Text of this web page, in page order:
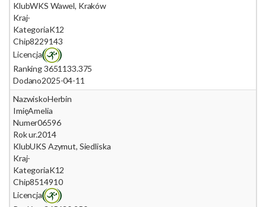
KlubWKS Wawel, Kraków
Kraj-
KategoriaK12
Chip8229143
Licencja
Ranking 3651133.375
Dodano2025-04-11
NazwiskoHerbin
ImięAmelia
Numer06596
Rok ur.2014
KlubUKS Azymut, Siedliska
Kraj-
KategoriaK12
Chip8514910
Licencja